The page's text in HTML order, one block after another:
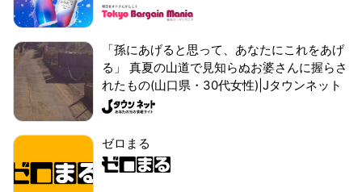
「孫にあげると思って、あなたにこれをあげ
る」 真夏の山道で見知らぬお婆さんに握らさ
れたもの(山口県・30代女性)|Jタウンネット
ゼロまる